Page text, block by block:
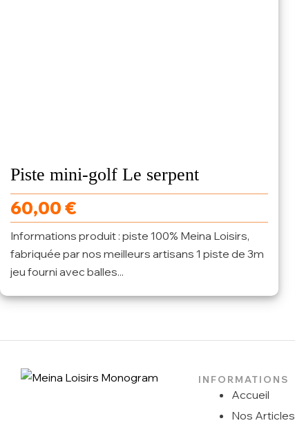
Piste mini-golf Le serpent
60,00€
Informations produit : piste 100% Meina Loisirs,
fabriquée par nos meilleurs artisans 1 piste de 3m
jeu fourni avec balles...
INFORMATIONS
Accueil
Nos Articles